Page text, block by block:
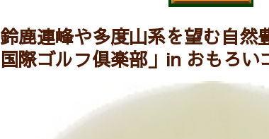
鈴鹿連峰や多度山系を望む自然
国際ゴルフ倶楽部」in おもろい